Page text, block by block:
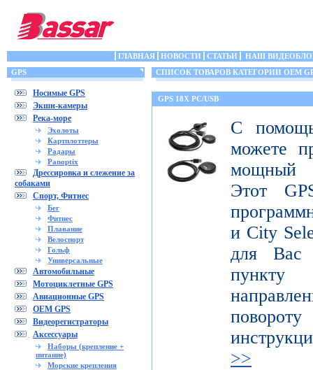
ГЛАВНАЯ НОВОСТИ СТАТЬИ
НАШ
GPS
Носимые GPS
Экшн-камеры
Река-море
Эхолоты
Картплоттеры
Радары
Panoptix
Дрессировка и слежение за
собаками
Спорт, Фитнес
Бег
Фитнес
Плавание
Велоспорт
Гольф
Универсальные
Автомобильные
Мотоциклетные GPS
Авиационные GPS
OEM GPS
Видеорегистраторы
Аксессуары
Наборы (крепление +
питание)
Морские крепления
СПИСОК ТОВАРОВ КАТЕГОРИИ OEM
GPS 18X PC/USB
С
можете
мощный
Этот
и City
для Вас
пункту
>>